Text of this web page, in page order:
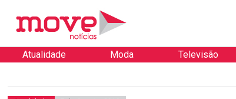
Atualidade Moda Televisão